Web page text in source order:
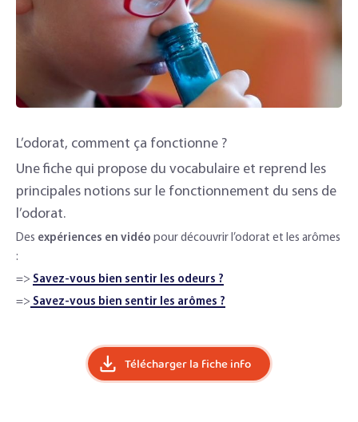
L’odorat, comment ça fonctionne ?
Une fiche qui propose du vocabulaire et reprend les
principales notions sur le fonctionnement du sens de
l’odorat.
Des expériences en vidéo pour découvrir l’odorat et les arômes
:
=> Savez-vous bien sentir les odeurs ?
=> Savez-vous bien sentir les arômes ?
Télécharger la fiche info